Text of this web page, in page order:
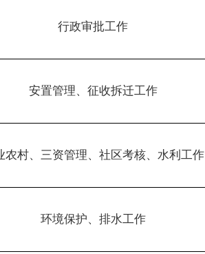
行政审批工作
安置管理、征收拆迁工作
农村、三资管理、社区考核、水利工作
环境保护、排水工作